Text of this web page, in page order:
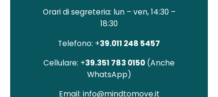
Orari di segreteria: lun – ven, 14:30 –
18:30
Telefono: +39.011 248 5457
Cellulare: +39.351 783 0150 (Anche
WhatsApp)
Email: info@mindtomove.it